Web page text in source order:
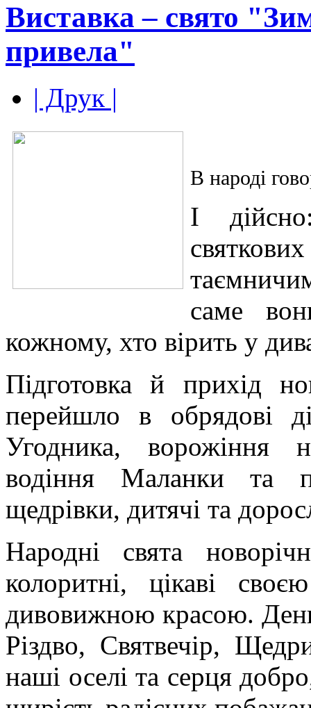
Виставка – свято
привела"
| Друк |
В народі
І
саме
кожному, хто вірить у
Підготовка й прихід
перейшло в обрядові
Угодника, ворожіння
водіння Маланки та
щедрівки, дитячі та
Народні свята
колоритні, цікаві
дивовижною красою.
Різдво, Святвечір,
наші оселі та серця